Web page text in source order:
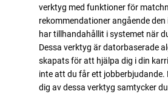
verktyg med funktioner för
rekommendationer angående
har tillhandahållit i systemet när
Dessa verktyg är datorbaserade
skapats för att hjälpa dig i din
inte att du får ett jobberbjudande.
dig av dessa verktyg samtycker